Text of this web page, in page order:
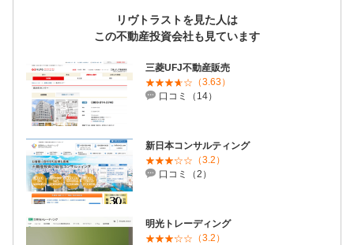
リヴトラストを見た人は
この不動産投資会社も見ています
三菱UFJ不動産販売
（3.63）
口コミ（14）
新日本コンサルティング
（3.2）
口コミ（2）
明光トレーディング
（3.2）